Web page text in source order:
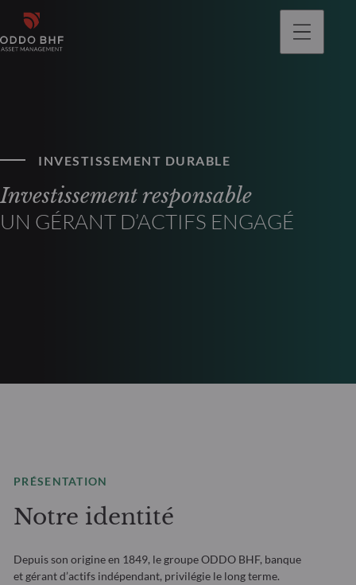
INVESTISSEMENT DURABLE
Investissement responsable
UN GÉRANT D’ACTIFS ENGAGÉ
PRÉSENTATION
Notre identité
Depuis son origine en 1849, le groupe ODDO BHF, banque
et gérant d’actifs indépendant, privilégie le long terme.